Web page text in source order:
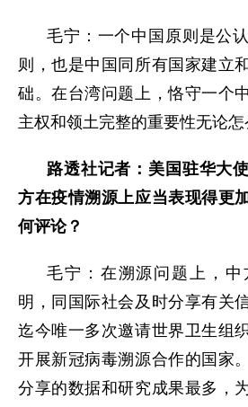
毛宁：一个中国原则是公
则，也是中国同所有国家建立
础。在台湾问题上，恪守一个
主权和领土完整的重要性无论怎
路透社记者：美国驻华大
方在疫情溯源上应当表现得更
何评论？
毛宁：在溯源问题上，
明，同国际社会及时分享有关
迄今唯一多次邀请世界卫生组
开展新冠病毒溯源合作的国家
分享的数据和研究成果最多，